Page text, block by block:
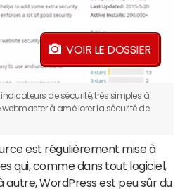
VOIR LE DOSSIER
de sécurité, très simples à
à améliorer la sécurité de
est régulièrement mise à
qui, comme dans tout logiciel,
WordPress est peu sûr du